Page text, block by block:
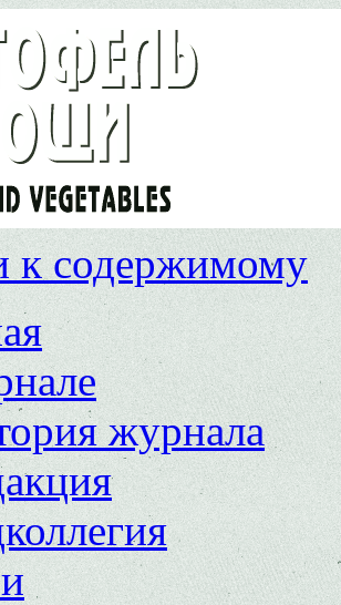
к содержимому
журнала